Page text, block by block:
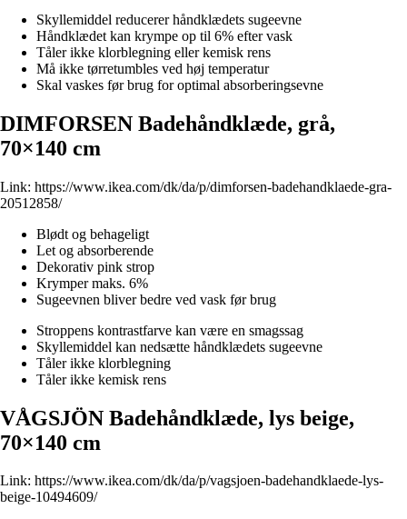
Skyllemiddel reducerer håndklædets sugeevne
Håndklædet kan krympe op til 6% efter vask
Tåler ikke klorblegning eller kemisk rens
Må ikke tørretumbles ved høj temperatur
Skal vaskes før brug for optimal absorberingsevne
DIMFORSEN Badehåndklæde, grå,
70×140 cm
Link: https://www.ikea.com/dk/da/p/dimforsen-badehandklaede-gra-
20512858/
Blødt og behageligt
Let og absorberende
Dekorativ pink strop
Krymper maks. 6%
Sugeevnen bliver bedre ved vask før brug
Stroppens kontrastfarve kan være en smagssag
Skyllemiddel kan nedsætte håndklædets sugeevne
Tåler ikke klorblegning
Tåler ikke kemisk rens
VÅGSJÖN Badehåndklæde, lys beige,
70×140 cm
Link: https://www.ikea.com/dk/da/p/vagsjoen-badehandklaede-lys-
beige-10494609/